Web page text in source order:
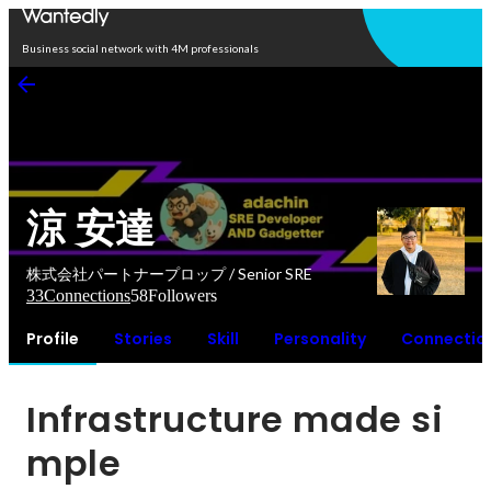
Business social network with 4M professionals
涼 安達
株式会社パートナープロップ / Senior SRE
33Connections58Followers
Profile Stories Skill Personality
Infrastructure made si
mple